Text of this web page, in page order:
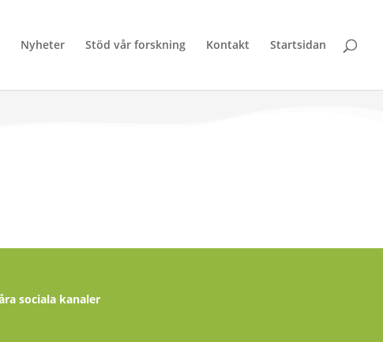
Nyheter Stöd vår forskning Kontakt Startsidan
sociala kanaler